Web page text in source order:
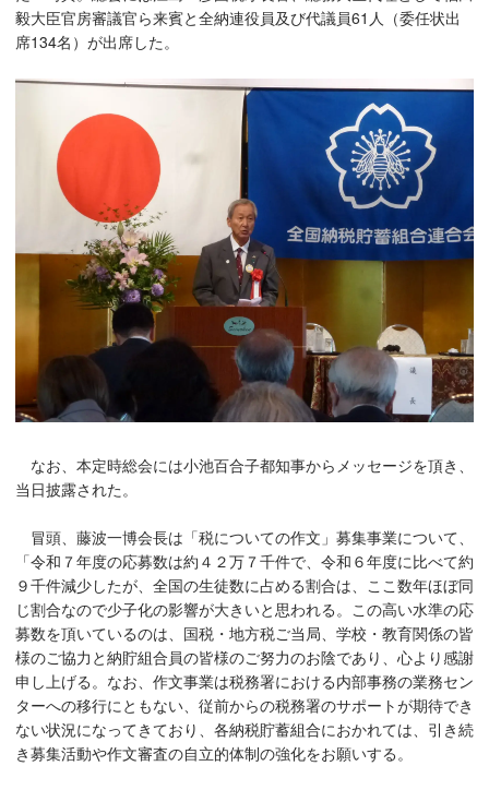
毅大臣官房審議官ら来賓と全納連役員及び代議員61人（委任状出
席134名）が出席した。
なお、本定時総会には小池百合子都知事からメッセージを頂き、
当日披露された。
冒頭、藤波一博会長は「税についての作文」募集事業について、
「令和７年度の応募数は約４２万７千件で、令和６年度に比べて約
９千件減少したが、全国の生徒数に占める割合は、ここ数年ほぼ同
じ割合なので少子化の影響が大きいと思われる。この高い水準の応
募数を頂いているのは、国税・地方税ご当局、学校・教育関係の皆
様のご協力と納貯組合員の皆様のご努力のお陰であり、心より感謝
申し上げる。なお、作文事業は税務署における内部事務の業務セン
ターへの移行にともない、従前からの税務署のサポートが期待でき
ない状況になってきており、各納税貯蓄組合におかれては、引き続
き募集活動や作文審査の自立的体制の強化をお願いする。